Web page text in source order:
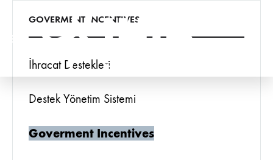
GOVERMENT INCENTIVES
İhracat Destekleri
Destek Yönetim Sistemi
Goverment Incentives